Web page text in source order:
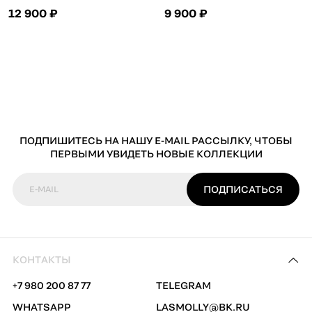
12 900 ₽ 9 900 ₽
ПОДПИШИТЕСЬ НА НАШУ E-MAIL РАССЫЛКУ, ЧТОБЫ
ПЕРВЫМИ УВИДЕТЬ НОВЫЕ КОЛЛЕКЦИИ
E-MAIL ПОДПИСАТЬСЯ
КОНТАКТЫ
+7 980 200 87 77
TELEGRAM
WHATSAPP
LASMOLLY@BK.RU